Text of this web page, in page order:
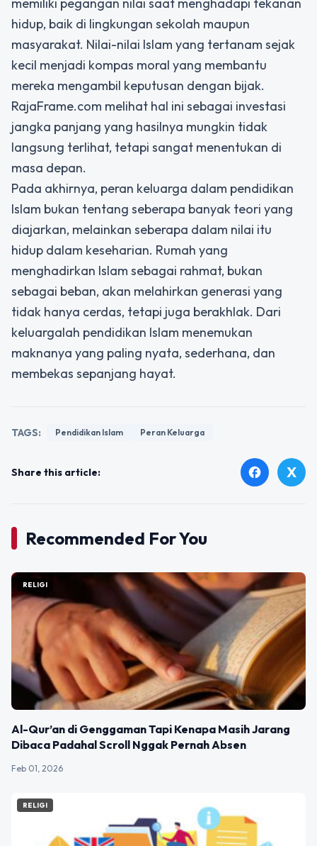
hidup, baik di lingkungan sekolah maupun
masyarakat. Nilai-nilai Islam yang tertanam sejak
kecil menjadi kompas moral yang membantu
mereka mengambil keputusan dengan bijak.
RajaFrame.com melihat hal ini sebagai investasi
jangka panjang yang hasilnya mungkin tidak
langsung terlihat, tetapi sangat menentukan di
masa depan.
Pada akhirnya, peran keluarga dalam pendidikan
Islam bukan tentang seberapa banyak teori yang
diajarkan, melainkan seberapa dalam nilai itu
hidup dalam keseharian. Rumah yang
menghadirkan Islam sebagai rahmat, bukan
sebagai beban, akan melahirkan generasi yang
tidak hanya cerdas, tetapi juga berakhlak. Dari
keluargalah pendidikan Islam menemukan
maknanya yang paling nyata, sederhana, dan
membekas sepanjang hayat.
TAGS: Pendidikan Islam Peran Keluarga
Share this article: facebook X
Recommended For You
RELIGI
Al-Qur’an di Genggaman Tapi Kenapa Masih Jarang
Dibaca Padahal Scroll Nggak Pernah Absen
Feb 01, 2026
RELIGI